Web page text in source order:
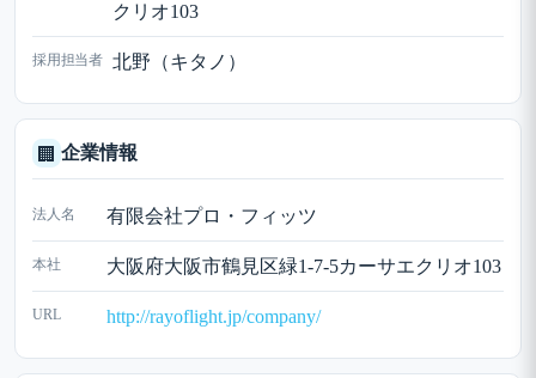
クリオ103
採用担当者 北野（キタノ）
🏢 企業情報
法人名 有限会社プロ・フィッツ
本社 大阪府大阪市鶴見区緑1-7-5カーサエクリオ103
URL http://rayoflight.jp/company/